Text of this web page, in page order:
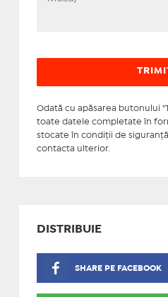
Odată cu apăsarea butonului
toate datele completate în
stocate în condiţii de
contacta ulterior.
DISTRIBUIE
SHARE PE FACEBOOK